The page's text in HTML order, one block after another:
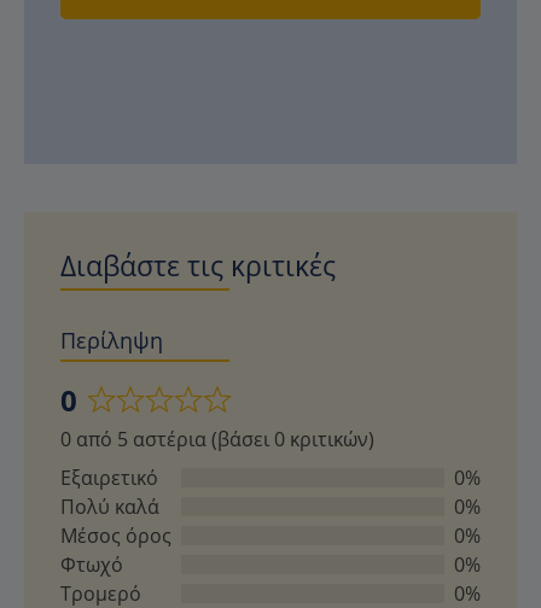
Διαβάστε τις κριτικές
Περίληψη
0
Βαθμολογήθηκε
με
0
από
5
0 από 5 αστέρια (βάσει 0 κριτικών)
Εξαιρετικό
0%
Πολύ καλά
0%
Μέσος όρος
0%
Φτωχό
0%
Τρομερό
0%